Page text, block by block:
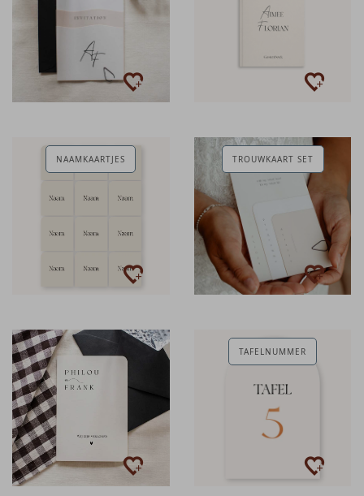
NAAMKAARTJES TROUWKAART SET
TAFELNUMMER